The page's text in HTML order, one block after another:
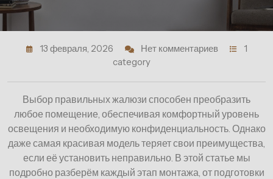
13 февраля, 2026 Нет комментариев
1
category
Выбор правильных жалюзи способен преобразить
любое помещение, обеспечивая комфортный уровень
освещения и необходимую конфиденциальность. Однако
даже самая красивая модель теряет свои преимущества,
если её установить неправильно. В этой статье мы
подробно разберём каждый этап монтажа, от подготовки